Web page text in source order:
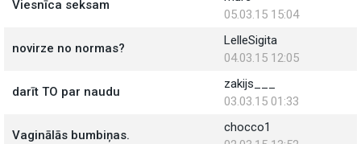
Viesnīca seksam
05.03.15 15:04
novirze no normas?
LelleSigita
04.03.15 12:05
darīt TO par naudu
zakijs___
03.03.15 01:33
Vaginālās bumbiņas.
chocco1